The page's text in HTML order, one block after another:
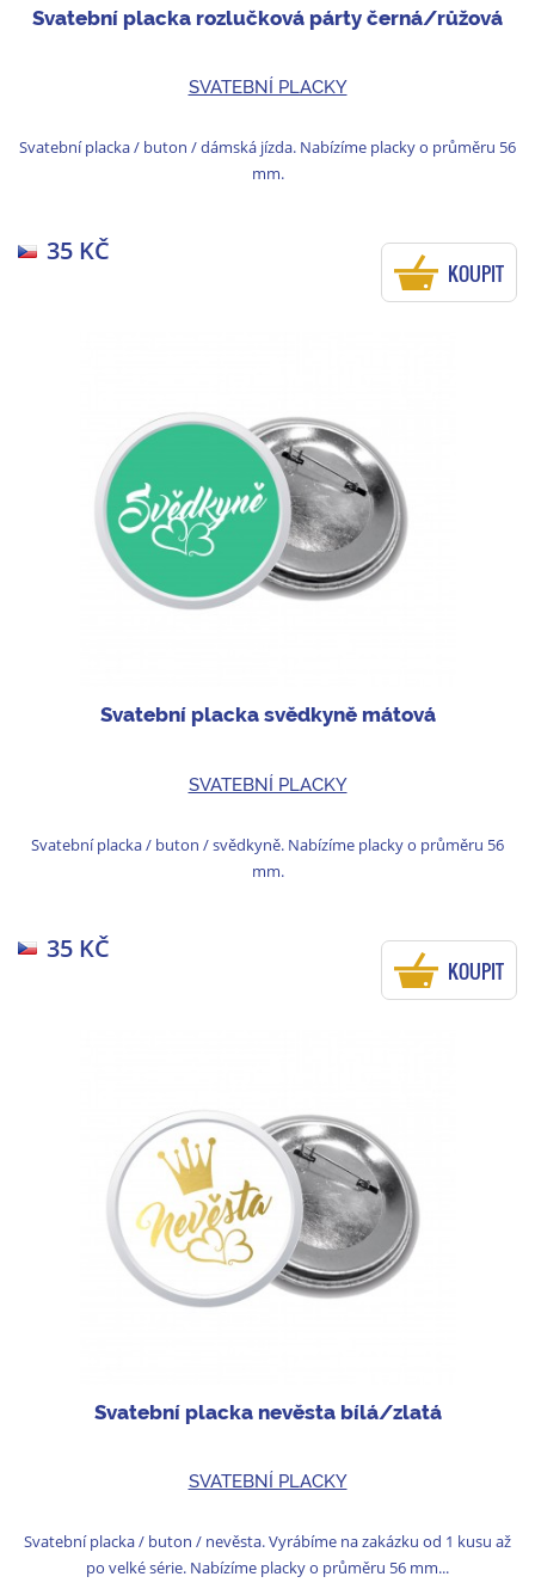
Svatební placka rozlučková párty černá/růžová
SVATEBNÍ PLACKY
Svatební placka / buton / dámská jízda. Nabízíme placky o průměru 56
mm.
35 KČ
KOUPIT
Svatební placka svědkyně mátová
SVATEBNÍ PLACKY
Svatební placka / buton / svědkyně. Nabízíme placky o průměru 56
mm.
35 KČ
KOUPIT
Svatební placka nevěsta bílá/zlatá
SVATEBNÍ PLACKY
Svatební placka / buton / nevěsta. Vyrábíme na zakázku od 1 kusu až
po velké série. Nabízíme placky o průměru 56 mm...